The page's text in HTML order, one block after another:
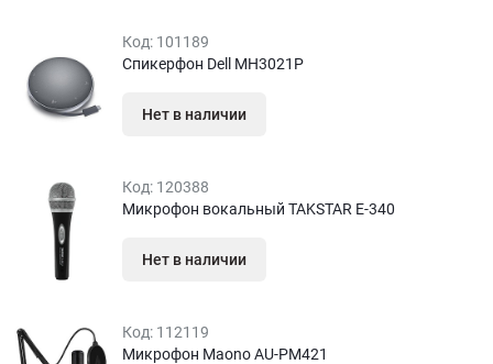
Код: 101189
Спикерфон Dell MH3021P
Нет в наличии
Код: 120388
Микрофон вокальный TAKSTAR E-340
Нет в наличии
Код: 112119
Микрофон Maono AU-PM421